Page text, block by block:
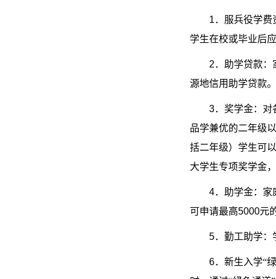
1．服兵役学
学生在校或毕业后
2．助学贷款
源地信用助学贷款
3．奖学金：
品学兼优的二年级
括二年级）学生可
大学生专项奖学金
4．助学金：
可申请最高5000元
5．勤工助学：
6．新生入学“